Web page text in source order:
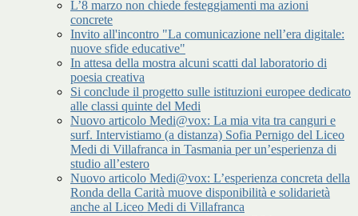
L’8 marzo non chiede festeggiamenti ma azioni
concrete
Invito all'incontro "La comunicazione nell’era digitale:
nuove sfide educative"
In attesa della mostra alcuni scatti dal laboratorio di
poesia creativa
Si conclude il progetto sulle istituzioni europee dedicato
alle classi quinte del Medi
Nuovo articolo Medi@vox: La mia vita tra canguri e
surf. Intervistiamo (a distanza) Sofia Pernigo del Liceo
Medi di Villafranca in Tasmania per un’esperienza di
studio all’estero
Nuovo articolo Medi@vox: L’esperienza concreta della
Ronda della Carità muove disponibilità e solidarietà
anche al Liceo Medi di Villafranca